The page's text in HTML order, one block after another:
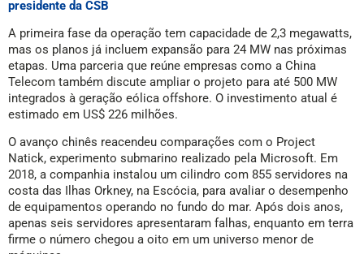
presidente da CSB
A primeira fase da operação tem capacidade de 2,3 megawatts,
mas os planos já incluem expansão para 24 MW nas próximas
etapas. Uma parceria que reúne empresas como a China
Telecom também discute ampliar o projeto para até 500 MW
integrados à geração eólica offshore. O investimento atual é
estimado em US$ 226 milhões.
O avanço chinês reacendeu comparações com o Project
Natick, experimento submarino realizado pela Microsoft. Em
2018, a companhia instalou um cilindro com 855 servidores na
costa das Ilhas Orkney, na Escócia, para avaliar o desempenho
de equipamentos operando no fundo do mar. Após dois anos,
apenas seis servidores apresentaram falhas, enquanto em terra
firme o número chegou a oito em um universo menor de